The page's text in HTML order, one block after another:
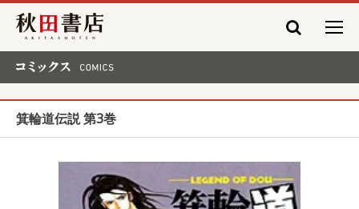
秋田書店
箕輪道伝説 第3巻